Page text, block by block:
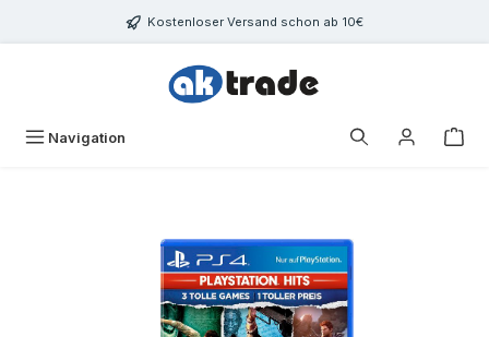
Zum Hauptinhalt springenKostenloser Versand schon ab 10€
Navigation
Bildergalerie überspringen